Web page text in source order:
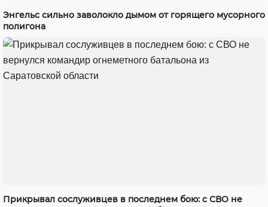
Энгельс сильно заволокло дымом от горящего мусорного
полигона
Прикрывал сослуживцев в последнем бою: с СВО не